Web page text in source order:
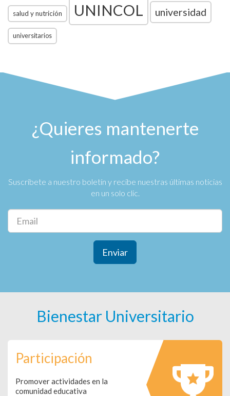
salud y nutrición UNINCOL universidad
universitarios
¿Quieres mantenerte
informado?
Suscríbete a nuestro boletín y recibe nuestras últimas noticias
en un solo clic.
Enviar
Bienestar Universitario
Participación
Promover actividades en la
comunidad educativa